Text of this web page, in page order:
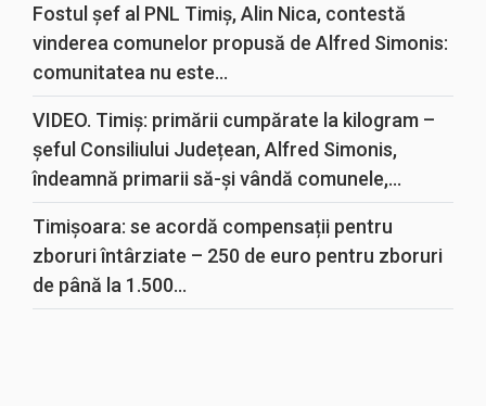
Fostul șef al PNL Timiș, Alin Nica, contestă
vinderea comunelor propusă de Alfred Simonis:
comunitatea nu este...
VIDEO. Timiș: primării cumpărate la kilogram –
șeful Consiliului Județean, Alfred Simonis,
îndeamnă primarii să-și vândă comunele,...
Timișoara: se acordă compensații pentru
zboruri întârziate – 250 de euro pentru zboruri
de până la 1.500...